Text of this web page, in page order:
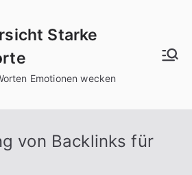
Starke
Emotionen wecken
von Backlinks für